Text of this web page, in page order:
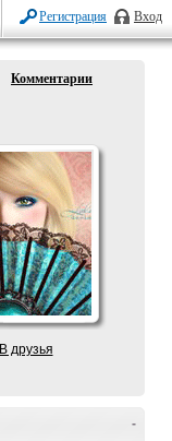
Регистрация Вход
Комментарии
В друзья
-